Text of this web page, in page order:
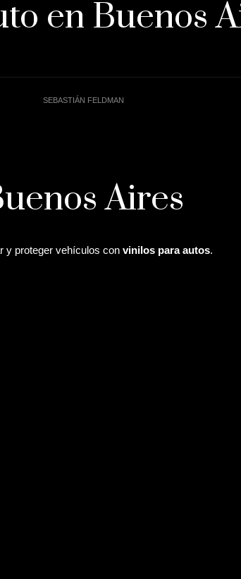
en Buenos
SEBASTIÁN FELDMAN
Aires
y proteger vehículos con vinilos para autos.